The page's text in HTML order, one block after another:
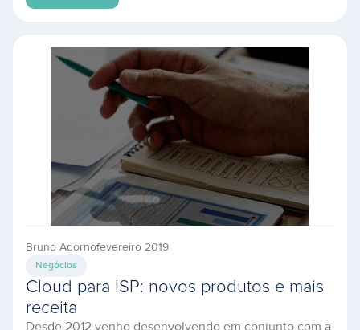
todas as novidades sobre o Vale do Silício e quais são
de empreendedorismo, tecnologia, […]
Bruno Adornofevereiro 2019
Negócios
Cloud para ISP: novos produtos e mais
receita
Desde 2012 venho desenvolvendo em conjunto com a